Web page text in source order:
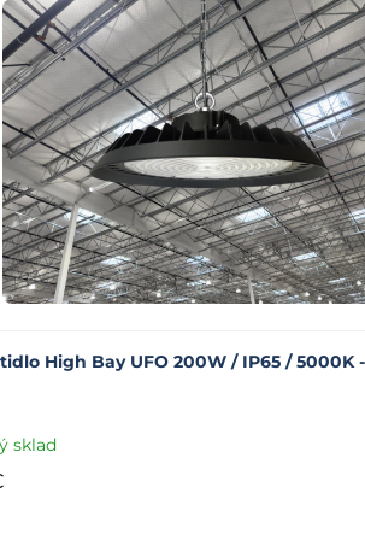
High Bay UFO 200W / IP65 / 5000K -
sklad